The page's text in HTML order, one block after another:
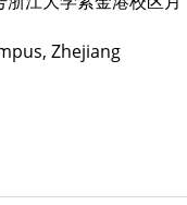
Zhejiang